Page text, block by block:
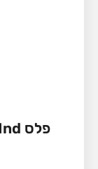
פלס Ind אלומיניום מגנטי 400 מ"מ